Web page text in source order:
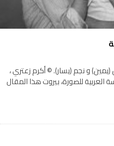
و نجم (يسار). © أكرم زعتري ،
للصورة، بيروت هذا المقال